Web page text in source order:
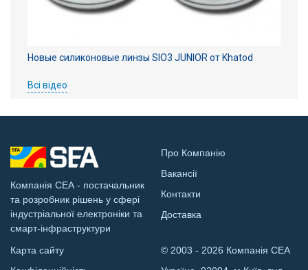
Новые силиконовые линзы SIO3 JUNIOR от Khatod
Всі відео
Компанія СЕА - постачальник
та розробник рішень у сфері
індустріальної електроніки та
смарт-інфраструктури
Про Компанію
Вакансії
Контакти
Доставка
Карта сайту
© 2003 - 2026 Компанія СЕА